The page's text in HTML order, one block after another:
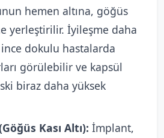
hemen altına, göğüs
yerleştirilir. İyileşme daha
ince dokulu hastalarda
görülebilir ve kapsül
biraz daha yüksek
Kası Altı): İmplant,